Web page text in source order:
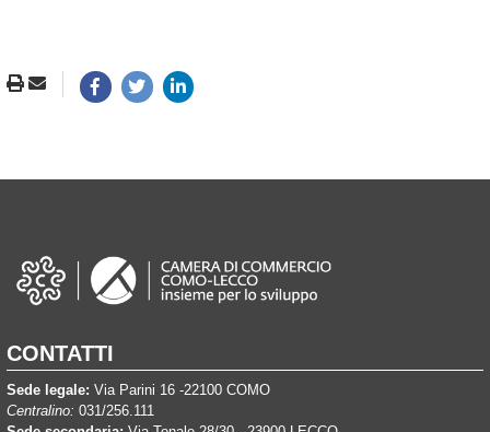
CONTATTI
Sede legale: Via Parini 16 -22100 COMO
Centralino: 031/256.111